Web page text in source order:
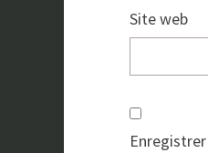
Site web